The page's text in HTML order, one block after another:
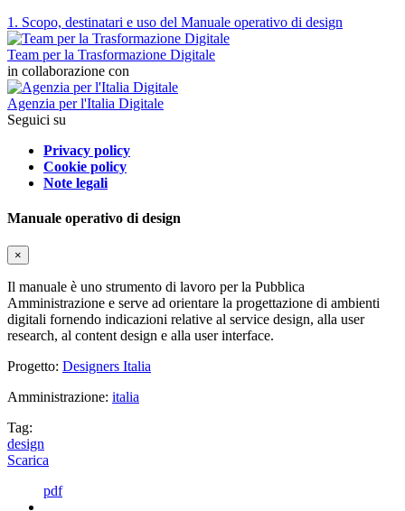
1. Scopo, destinatari e uso del Manuale operativo di design
Team per la Trasformazione Digitale
in collaborazione con
Agenzia per l'Italia Digitale
Seguici su
Privacy policy
Cookie policy
Note legali
Manuale operativo di design
×
Il manuale è uno strumento di lavoro per la Pubblica
Amministrazione e serve ad orientare la progettazione di ambienti
digitali fornendo indicazioni relative al service design, alla user
research, al content design e alla user interface.
Progetto: Designers Italia
Amministrazione: italia
Tag:
design
Scarica
pdf